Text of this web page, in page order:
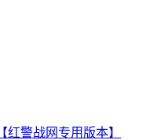
警战网专用版本】